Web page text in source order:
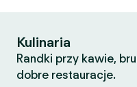
Kulinaria
Randki przy kawie,
dobre restauracje.